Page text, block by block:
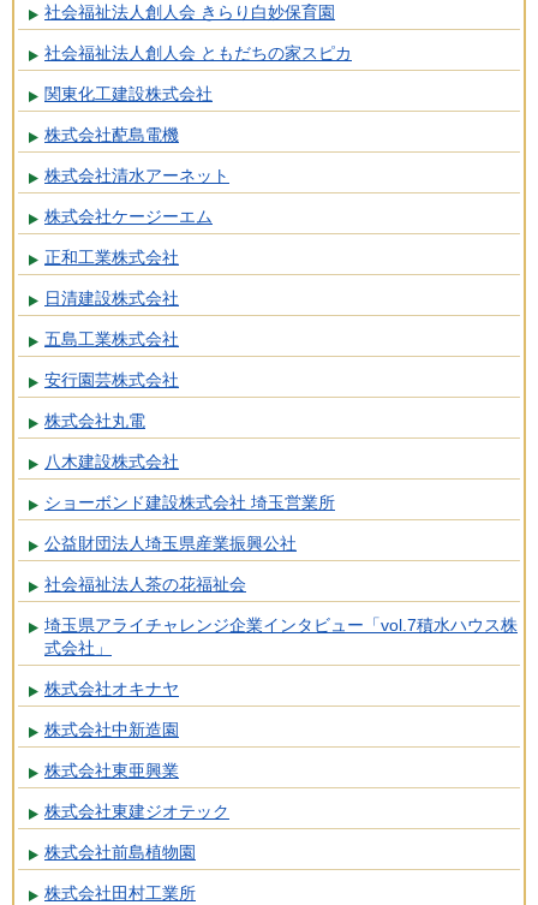
社会福祉法人創人会 きらり白妙保育園
社会福祉法人創人会 ともだちの家スピカ
関東化工建設株式会社
株式会社蓜島電機
株式会社清水アーネット
株式会社ケージーエム
正和工業株式会社
日清建設株式会社
五島工業株式会社
安行園芸株式会社
株式会社丸電
八木建設株式会社
ショーボンド建設株式会社 埼玉営業所
公益財団法人埼玉県産業振興公社
社会福祉法人茶の花福祉会
埼玉県アライチャレンジ企業インタビュー「vol.7積水ハウス株
式会社」
株式会社オキナヤ
株式会社中新造園
株式会社東亜興業
株式会社東建ジオテック
株式会社前島植物園
株式会社田村工業所